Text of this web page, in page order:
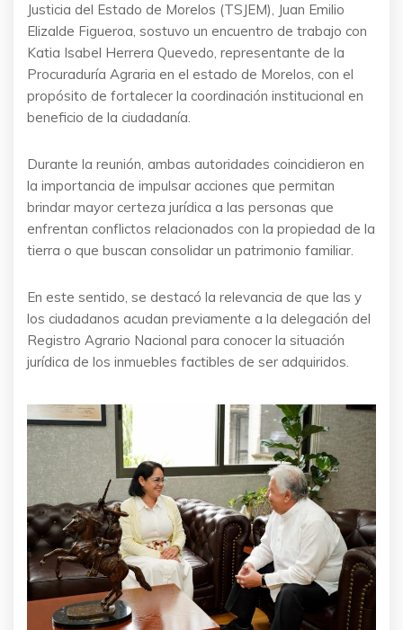
Justicia del Estado de Morelos (TSJEM), Juan Emilio
Elizalde Figueroa, sostuvo un encuentro de trabajo con
Katia Isabel Herrera Quevedo, representante de la
Procuraduría Agraria en el estado de Morelos, con el
propósito de fortalecer la coordinación institucional en
beneficio de la ciudadanía.
Durante la reunión, ambas autoridades coincidieron en
la importancia de impulsar acciones que permitan
brindar mayor certeza jurídica a las personas que
enfrentan conflictos relacionados con la propiedad de la
tierra o que buscan consolidar un patrimonio familiar.
En este sentido, se destacó la relevancia de que las y
los ciudadanos acudan previamente a la delegación del
Registro Agrario Nacional para conocer la situación
jurídica de los inmuebles factibles de ser adquiridos.